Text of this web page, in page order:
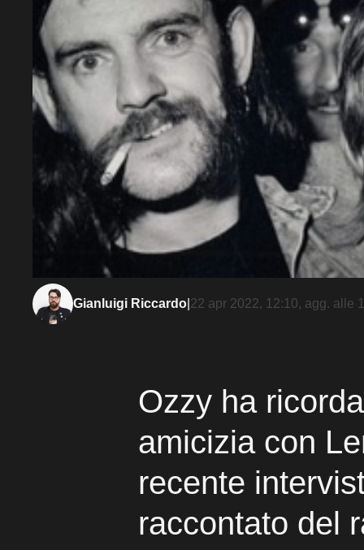
Gianluigi Riccardo 22 apr 2022, 12:10, agg. alle
Ozzy ha
amicizia con
recente
raccontato del